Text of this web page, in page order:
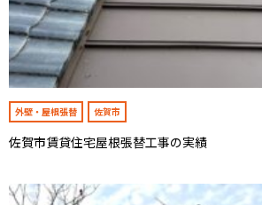
外壁・屋根張替 佐賀市
佐賀市賃貸住宅屋根張替工事の実績